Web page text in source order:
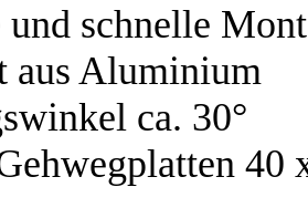
und schnelle
aus Aluminium
ca. 30°
40